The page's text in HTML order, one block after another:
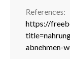
References:
https://
abnehmen-